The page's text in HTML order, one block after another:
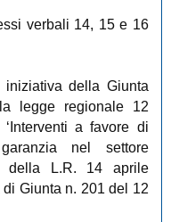
verbali 14, 15 e 16
della Giunta
legge regionale 12
a favore di
nel settore
della L.R. 14 aprile
di Giunta n. 201 del 12